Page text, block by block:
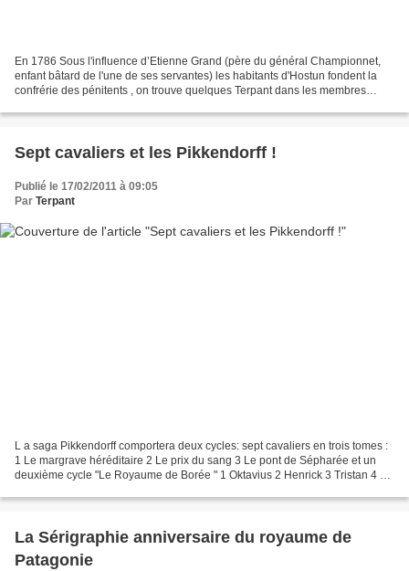
En 1786 Sous l'influence d’Etienne Grand (père du général Championnet,
enfant bâtard de l'une de ses servantes) les habitants d'Hostun fondent la
confrérie des pénitents , on trouve quelques Terpant dans les membres
Sept cavaliers et les Pikkendorff !
Publié le 17/02/2011 à 09:05
Par Terpant
L a saga Pikkendorff comportera deux cycles: sept cavaliers en trois tomes :
1 Le margrave héréditaire 2 Le prix du sang 3 Le pont de Sépharée et un
deuxième cycle "Le Royaume de Borée " 1 Oktavius 2 Henrick 3 Tristan 4 Le
La Sérigraphie anniversaire du royaume de
Patagonie